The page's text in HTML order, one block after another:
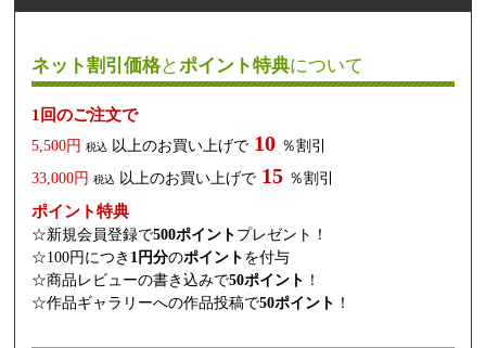
ネット割引価格とポイント特典について
1回のご注文で
5,500円 税込 以上のお買い上げで 10 ％割引
33,000円 税込 以上のお買い上げで 15 ％割引
ポイント特典
☆新規会員登録で500ポイント プレゼント！
☆100円につき 1円分のポイント を付与
☆商品レビューの書き込みで50ポイント ！
☆作品ギャラリーへの作品投稿で50ポイント ！